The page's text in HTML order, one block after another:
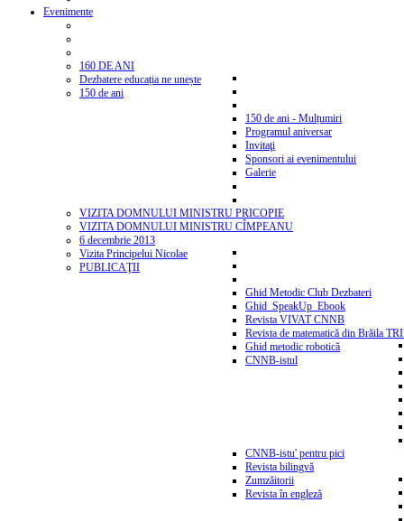
Evenimente
160 DE ANI
Dezbatere educația ne unește
150 de ani
150 de ani - Mulțumiri
Programul aniversar
Invitaţi
Sponsori ai evenimentului
Galerie
VIZITA DOMNULUI MINISTRU PRICOPIE
VIZITA DOMNULUI MINISTRU CÎMPEANU
6 decembrie 2013
Vizita Principelui Nicolae
PUBLICAŢII
Ghid Metodic Club Dezbateri
Ghid_SpeakUp_Ebook
Revista VIVAT CNNB
Revista de matematică din Brăila
Ghid metodic robotică
CNNB-istul
CNNB-istu' pentru pici
Revista bilingvă
Zumzăitorii
Revista în engleză